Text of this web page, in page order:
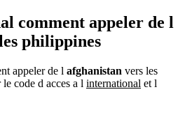
comment appeler de l
philippines
appeler de l afghanistan vers les
code d acces a l international et l